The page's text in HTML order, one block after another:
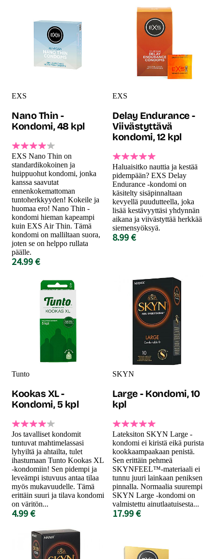
EXS
Nano Thin -
Kondomi, 48 kpl
EXS Nano Thin on
standardikokoinen ja
huippuohut kondomi, jonka
kanssa saavutat
ennenkokemattoman
tuntoherkkyyden! Kokeile ja
huomaa ero! Nano Thin -
kondomi hieman kapeampi
kuin EXS Air Thin. Tämä
kondomi on malliltaan suora,
joten se on helppo rullata
päälle.
24.99 €
EXS
Delay Endurance -
Viivästyttävä
kondomi, 12 kpl
Haluaisitko nauttia ja kestää
pidempään? EXS Delay
Endurance -kondomi on
käsitelty sisäpinnaltaan
kevyellä puudutteella, joka
lisää kestävyyttäsi yhdynnän
aikana ja viivästyttää herkkää
siemensyöksyä.
8.99 €
Tunto
Kookas XL -
Kondomi, 5 kpl
Jos tavalliset kondomit
tuntuvat mahtimelassasi
lyhyiltä ja ahtailta, tulet
ihastumaan Tunto Kookas XL
-kondomiin! Sen pidempi ja
leveämpi istuvuus antaa tilaa
myös mukavuudelle. Tämä
erittäin suuri ja tilava kondomi
on väritön...
4.99 €
SKYN
Large - Kondomi, 10
kpl
Lateksiton SKYN Large -
kondomi ei kiristä eikä purista
kookkaampaakaan penistä.
Sen erittäin pehmeä
SKYNFEEL™-materiaali ei
tunnu juuri lainkaan peniksen
pinnalla. Normaalia suurempi
SKYN Large -kondomi on
valmistettu ainutlaatuisesta...
17.99 €